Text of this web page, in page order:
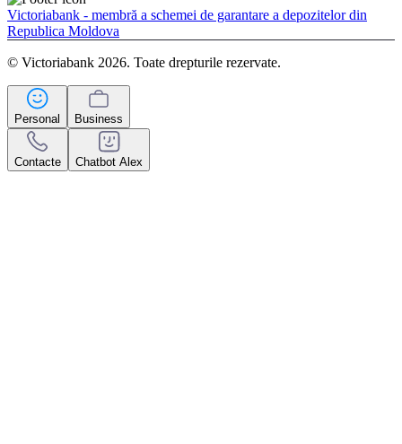
Victoriabank - membră a schemei de garantare a depozitelor din
Republica Moldova
© Victoriabank 2026. Toate drepturile rezervate.
Personal Business
Contacte Chatbot Alex